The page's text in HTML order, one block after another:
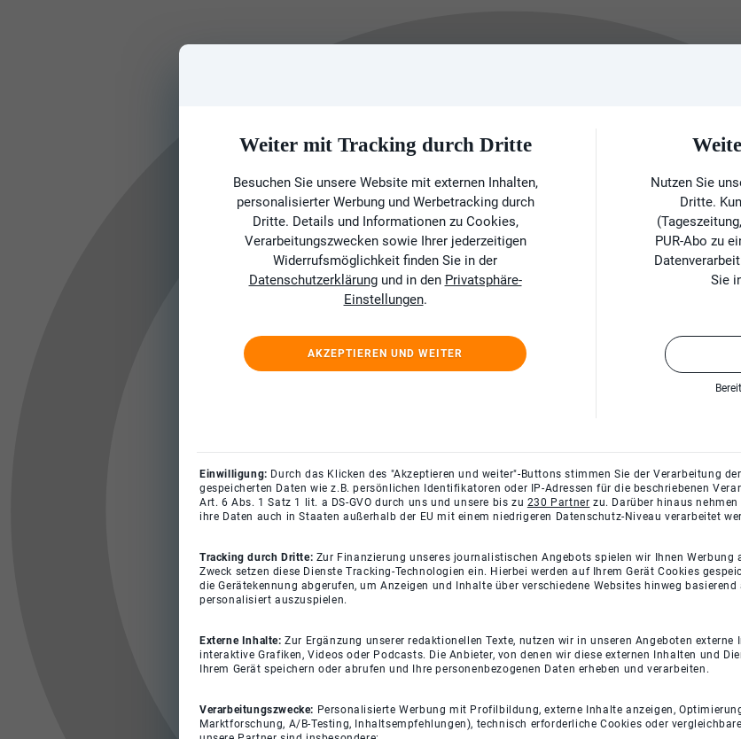
Weiter mit Tracking durch Dritte
Besuchen Sie unsere Website mit externen Inhalten,
personalisierter Werbung und Werbetracking durch
Dritte. Details und Informationen zu Cookies,
Verarbeitungszwecken sowie Ihrer jederzeitigen
Widerrufsmöglichkeit finden Sie in der
Datenschutzerklärungund in den Privatsphäre-
Einstellungen.
AKZEPTIEREN UND WEITER
Nutzen Sie
Dritte.
PUR-Abo zu
Sie
Einwilligung: Durch das Klicken des "Akzeptieren und weiter"-Buttons stimmen Sie der Verarbeitung
gespeicherten Daten wie z.B. persönlichen Identifikatoren oder IP-Adressen für die beschriebenen
Art. 6 Abs. 1 Satz 1 lit. a DS-GVO durch uns und unsere bis zu 230 Partner zu. Darüber hinaus
ihre Daten auch in Staaten außerhalb der EU mit einem niedrigeren Datenschutz-Niveau verarbeitet
Tracking durch Dritte: Zur Finanzierung unseres journalistischen Angebots spielen wir Ihnen
Zweck setzen diese Dienste Tracking-Technologien ein. Hierbei werden auf Ihrem Gerät Cookies
die Gerätekennung abgerufen, um Anzeigen und Inhalte über verschiedene Websites hinweg
personalisiert auszuspielen.
Externe Inhalte:Zur Ergänzung unserer redaktionellen Texte, nutzen wir in unseren Angeboten externe
interaktive Grafiken, Videos oder Podcasts. Die Anbieter, von denen wir diese externen Inhalten und
Ihrem Gerät speichern oder abrufen und Ihre personenbezogenen Daten erheben und verarbeiten.
Verarbeitungszwecke: Personalisierte Werbung mit Profilbildung, externe Inhalte anzeigen,
Marktforschung, A/B-Testing, Inhaltsempfehlungen), technisch erforderliche Cookies oder